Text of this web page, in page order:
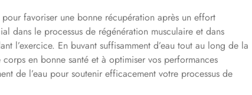
pour favoriser une bonne récupération après un effort
dans le processus de régénération musculaire et dans
l’exercice. En buvant suffisamment d’eau tout au long de la
en bonne santé et à optimiser vos performances
de l’eau pour soutenir efficacement votre processus de